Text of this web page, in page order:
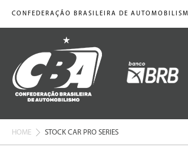
CONFEDERAÇÃO BRASILEIRA DE
HOME STOCK CAR PRO SERIES